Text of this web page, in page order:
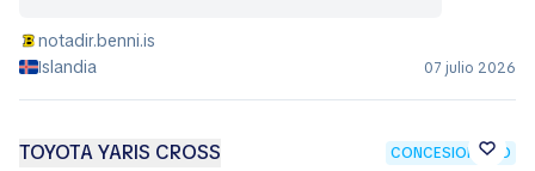
notadir.benni.is
Islandia
07 julio 2026
TOYOTA YARIS CROSS CONCESIONARIO